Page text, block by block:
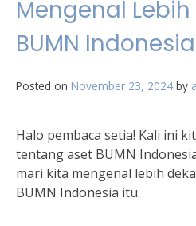
Mengenal
BUMN Indonesia
Posted on November 23, 2024 by
Halo pembaca setia! Kali ini
tentang aset BUMN
mari kita mengenal lebih
BUMN Indonesia itu.